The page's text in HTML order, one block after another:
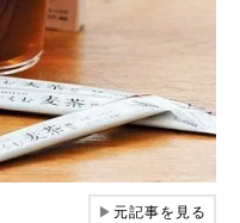
▶元記事を見る